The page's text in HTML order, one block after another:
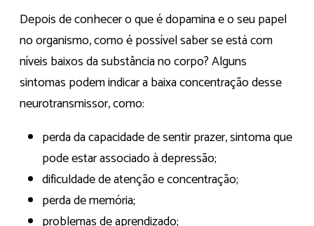
Depois de conhecer o que é dopamina e o seu papel
no organismo, como é possível saber se está com
níveis baixos da substância no corpo? Alguns
sintomas podem indicar a baixa concentração desse
neurotransmissor, como:
perda da capacidade de sentir prazer, sintoma que
pode estar associado à depressão;
dificuldade de atenção e concentração;
perda de memória;
problemas de aprendizado;